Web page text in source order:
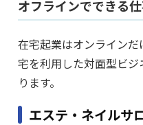
オフラインでできる
在宅起業はオンライン
宅を利用した対面型ビ
ります。
エステ・ネイルサ